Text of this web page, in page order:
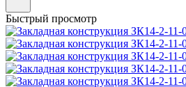
Быстрый просмотр